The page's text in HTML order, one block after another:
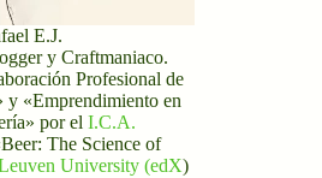
E.J.
y Craftmaniaco.
Profesional de
y «Emprendimiento en
por elI.C.A.
The Science of
University (edX)